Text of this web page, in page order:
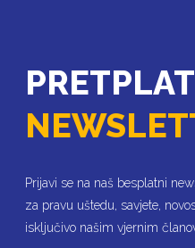
Prijavi se na naš besplatni
za pravu uštedu, savjete,
isključivo našim vjernim